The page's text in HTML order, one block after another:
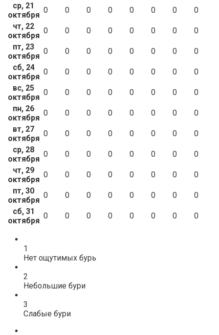
ср, 21
октября
0 0 0 0 0 0 0
0
чт, 22
октября
0 0 0 0 0 0 0
0
пт, 23
октября
0 0 0 0 0 0 0
0
сб, 24
октября
0 0 0 0 0 0 0
0
вс, 25
октября
0 0 0 0 0 0 0
0
пн, 26
октября
0 0 0 0 0 0 0
0
вт, 27
октября
0 0 0 0 0 0 0
0
ср, 28
октября
0 0 0 0 0 0 0
0
чт, 29
октября
0 0 0 0 0 0 0
0
пт, 30
октября
0 0 0 0 0 0 0
0
сб, 31
октября
0 0 0 0 0 0 0 0
1
Нет ощутимых бурь
2
Небольшие бури
3
Слабые бури